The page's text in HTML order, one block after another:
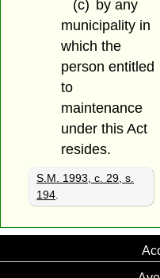
(c) by any
municipality in
which the
person entitled
to
maintenance
under this Act
resides.
S.M. 1993, c. 29, s.
194.